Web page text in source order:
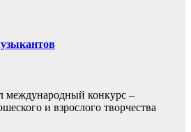
международный конкурс –
и взрослого творчества